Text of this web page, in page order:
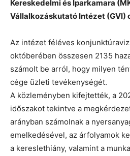
Kereskedelmi és Iparkamara
Vállalkozáskutató Intézet (GVI)
Az intézet féléves
októberében összesen 2135
számolt be arról, hogy milyen
cége üzleti tevékenységét.
A közleményben kifejtették, a
időszakot tekintve a
arányban számolnak a
emelkedésével, az árfolyamok
a kereslethiány, valamint a